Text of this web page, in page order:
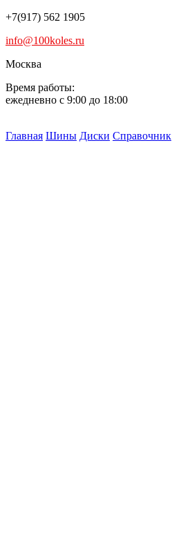
+7(917) 562 1905
info@100koles.ru
Москва
Время работы:
ежедневно с 9:00 до 18:00
Главная Шины Диски Справочник